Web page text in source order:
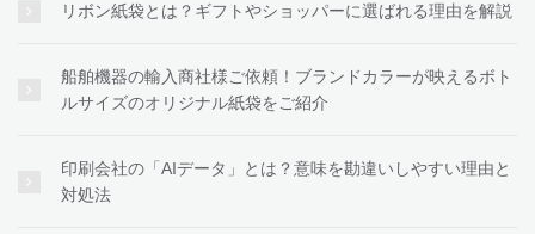
リボン紙袋とは？ギフトやショッパーに選ばれる理由を解説
船舶機器の輸入商社様ご依頼！ブランドカラーが映えるボト
ルサイズのオリジナル紙袋をご紹介
印刷会社の「AIデータ」とは？意味を勘違いしやすい理由と
対処法